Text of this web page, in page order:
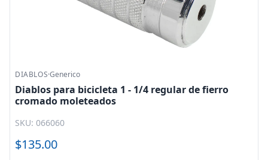
DIABLOS·Generico
Diablos para bicicleta 1 - 1/4 regular de fierro
cromado moleteados
SKU: 066060
$135.00